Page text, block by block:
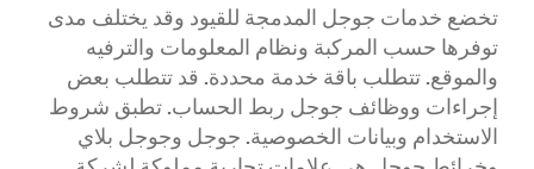
تخضع خدمات جوجل المدمجة للقيود وقد يختلف مدى
توفرها حسب المركبة ونظام المعلومات والترفيه
والموقع. تتطلب باقة خدمة محددة. قد تتطلب بعض
إجراءات ووظائف جوجل ربط الحساب. تطبق شروط
الاستخدام وبيانات الخصوصية. جوجل وجوجل بلاي